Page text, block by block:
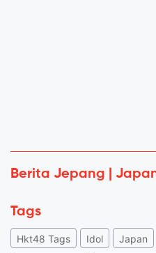
Berita Jepang |
Tags
Hkt48 Tags Idol Japan